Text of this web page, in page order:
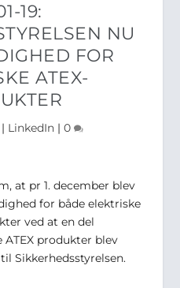
19:
NU
FOR
ATEX-
| LinkedIn| 0
at pr 1. december blev
for både elektriske
ved at en del
ATEX produkter blev
Sikkerhedsstyrelsen.